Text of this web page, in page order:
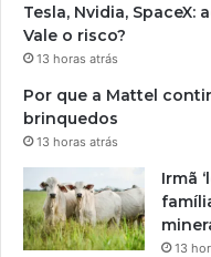
Tesla, Nvidia,
Vale o risco?
13 horas atrás
Por que a Mattel
brinquedos
13 horas atrás
Irmã
13